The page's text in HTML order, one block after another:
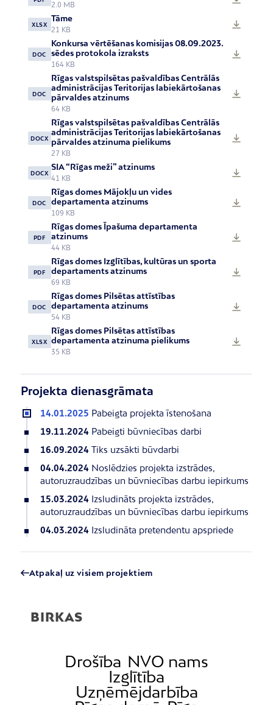
2.0 MB
XLSX
Tāme
21 KB
DOC
Konkursa vērtēšanas komisijas 08.09.2023.
sēdes protokola izraksts
164 KB
DOC
Rīgas valstspilsētas pašvaldības Centrālās
administrācijas Teritorijas labiekārtošanas
pārvaldes atzinums
64 KB
DOCX
Rīgas valstspilsētas pašvaldības Centrālās
administrācijas Teritorijas labiekārtošanas
pārvaldes atzinuma pielikums
27 KB
DOCX
SIA “Rīgas meži” atzinums
41 KB
DOC
Rīgas domes Mājokļu un vides
departamenta atzinums
109 KB
PDF
Rīgas domes Īpašuma departamenta
atzinums
44 KB
PDF
Rīgas domes Izglītības, kultūras un sporta
departaments atzinums
69 KB
DOC
Rīgas domes Pilsētas attīstības
departamenta atzinums
54 KB
XLSX
Rīgas domes Pilsētas attīstības
departamenta atzinuma pielikums
35 KB
Projekta dienasgrāmata
14.01.2025 Pabeigta projekta īstenošana
19.11.2024 Pabeigti būvniecības darbi
16.09.2024 Tiks uzsākti būvdarbi
04.04.2024 Noslēdzies projekta izstrādes,
autoruzraudzības un būvniecības darbu iepirkums
15.03.2024 Izsludināts projekta izstrādes,
autoruzraudzības un būvniecības darbu iepirkums
04.03.2024 Izsludināta pretendentu apspriede
Atpakaļ uz visiem projektiem
BIRKAS
Drošība NVO nams
Izglītība
Uzņēmējdarbība